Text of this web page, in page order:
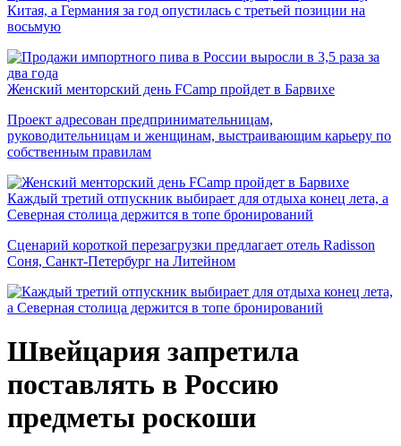
Китая, а Германия за год опустилась с третьей позиции на
восьмую
Женский менторский день FCamp пройдет в Барвихе
Проект адресован предпринимательницам,
руководительницам и женщинам, выстраивающим карьеру по
собственным правилам
Каждый третий отпускник выбирает для отдыха конец лета, а
Северная столица держится в топе бронирований
Сценарий короткой перезагрузки предлагает отель Radisson
Соня, Санкт-Петербург на Литейном
Швейцария запретила
поставлять в Россию
предметы роскоши